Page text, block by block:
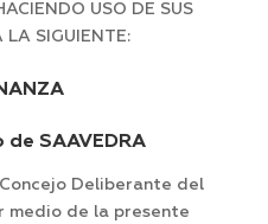
USO DE SUS
LA SIGUIENTE:
SAAVEDRA
Deliberante del
medio de la presente